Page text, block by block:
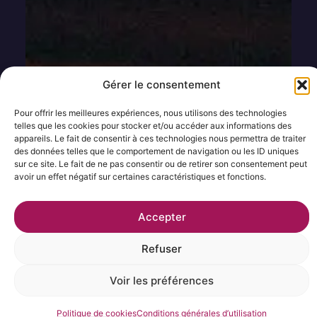
Gérer le consentement
Pour offrir les meilleures expériences, nous utilisons des technologies
telles que les cookies pour stocker et/ou accéder aux informations des
appareils. Le fait de consentir à ces technologies nous permettra de traiter
des données telles que le comportement de navigation ou les ID uniques
sur ce site. Le fait de ne pas consentir ou de retirer son consentement peut
avoir un effet négatif sur certaines caractéristiques et fonctions.
Accepter
Refuser
Voir les préférences
Politique de cookiesConditions générales d’utilisation
et accessible.
Barcelone, régulièrement classé parmi les
meilleurs bars du monde.
Ainsi, Simone Caporale développe une mixologie
tournée vers l’expérience client.
Son objectif est simple : rendre chaque cocktail
mémorable, sans jamais le rendre complexe à
comprendre.
Son univers repose donc sur une mixologie :
• créative